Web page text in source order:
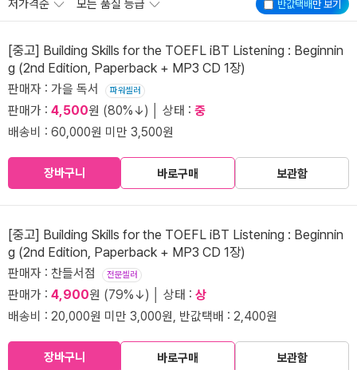
반값택배만 보기
저가격순 모든 품질 등급
[중고] Building Skills for the TOEFL iBT Listening : Beginnin
g (2nd Edition, Paperback + MP3 CD 1장)
판매자 : 가을 독서 파워셀러
판매가 : 4,500원 (80%↓) │ 상태 : 중
배송비 : 60,000원 미만 3,500원
장바구니 바로구매 보관함
[중고] Building Skills for the TOEFL iBT Listening : Beginnin
g (2nd Edition, Paperback + MP3 CD 1장)
판매자 : 찬들서점 전문셀러
판매가 : 4,900원 (79%↓) │ 상태 : 상
배송비 : 20,000원 미만 3,000원, 반값택배 : 2,400원
장바구니 바로구매 보관함